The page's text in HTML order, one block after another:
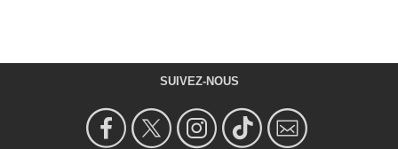
SUIVEZ-NOUS